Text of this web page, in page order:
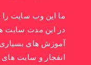
در این مدت سایت
آموزش های
انفجار و سایت